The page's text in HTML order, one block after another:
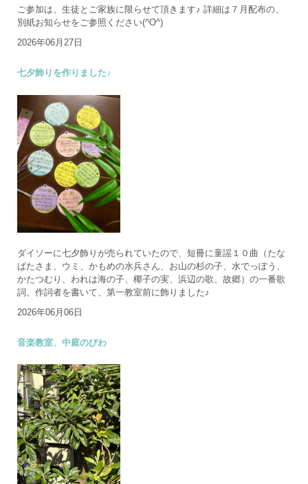
ご参加は、生徒とご家族に限らせて頂きます♪ 詳細は７月配布の、
別紙お知らせをご参照ください(^O^)
2026年06月27日
七夕飾りを作りました♪
ダイソーに七夕飾りが売られていたので、短冊に童謡１０曲（たな
ばたさま、ウミ、かもめの水兵さん、お山の杉の子、水でっぽう、
かたつむり、われは海の子、椰子の実、浜辺の歌、故郷）の一番歌
詞、作詞者を書いて、第一教室前に飾りました♪
2026年06月06日
音楽教室、中庭のびわ